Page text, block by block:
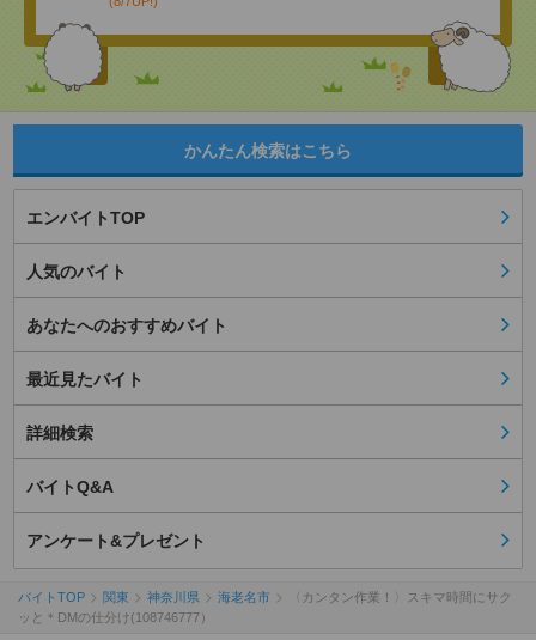
かんたん検索はこちら
エンバイトTOP
人気のバイト
あなたへのおすすめバイト
最近見たバイト
詳細検索
バイトQ&A
アンケート&プレゼント
バイトTOP 関東 神奈川県 海老名市
〈カンタン作業！〉スキマ時間にサク
ッと＊DMの仕分け(108746777）